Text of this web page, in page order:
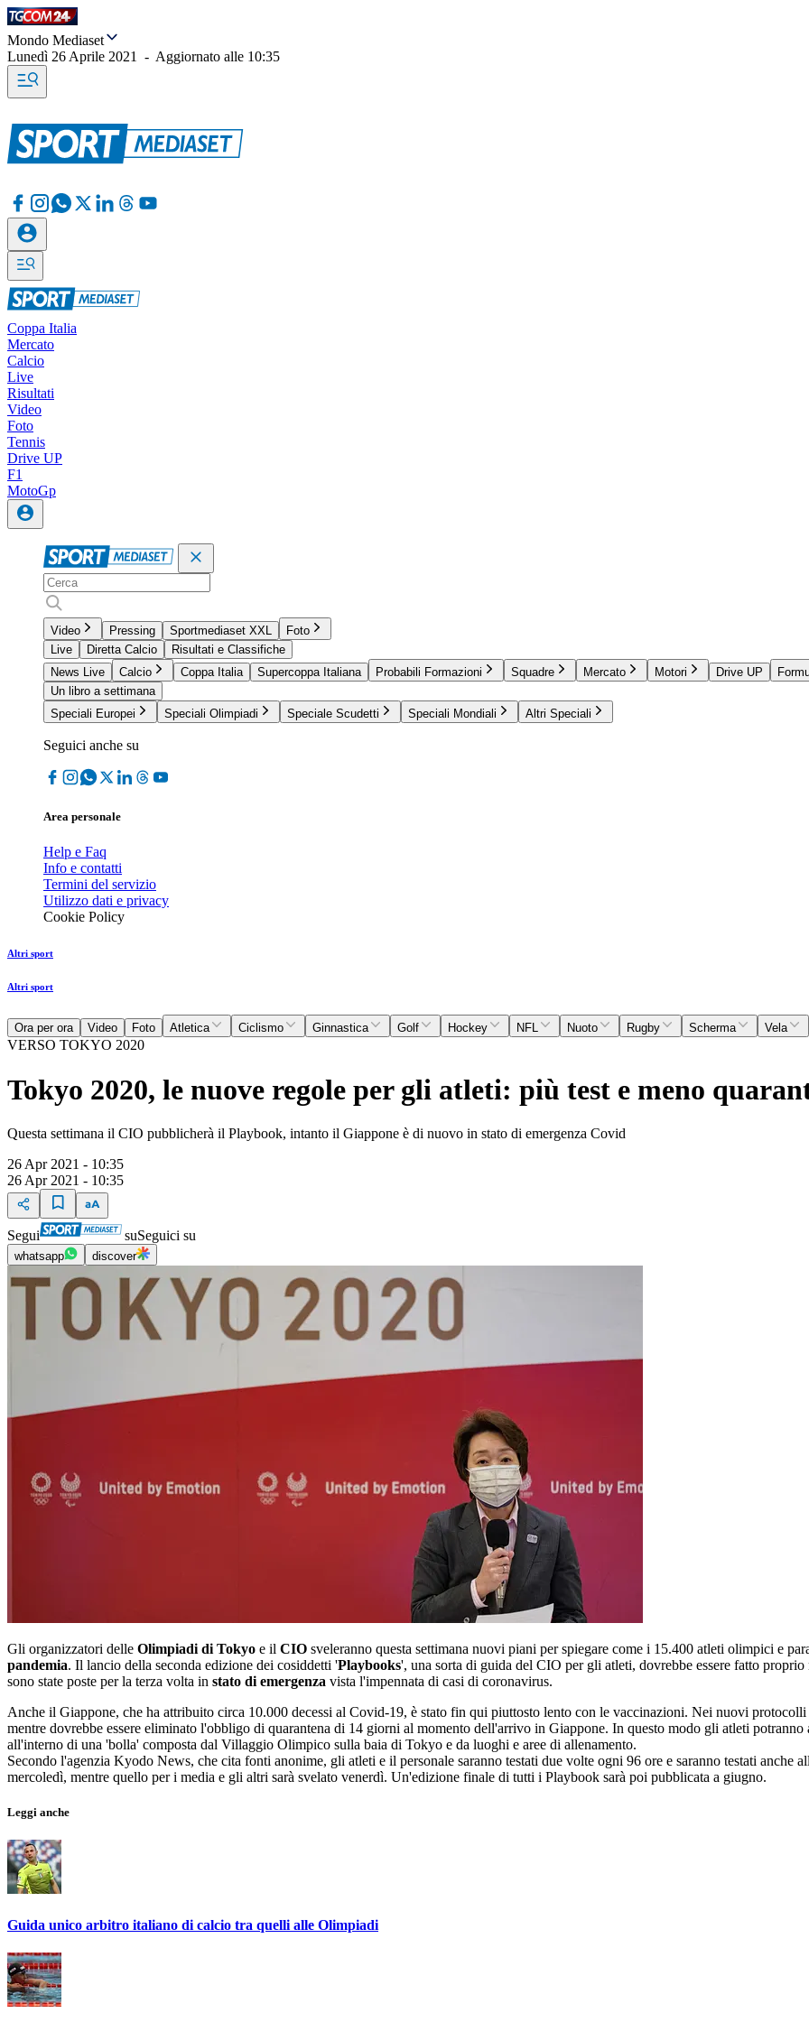
Mondo Mediaset
Lunedì 26 Aprile 2021
- Aggiornato alle 10:35
Coppa Italia
Mercato
Calcio
Live
Risultati
Video
Foto
Tennis
Drive UP
F1
MotoGp
Video Pressing Sportmediaset XXL
Foto
Live
Diretta Calcio
Risultati e Classifiche
News Live
Calcio Coppa Italia Supercoppa Italiana Probabili Formazioni Squadre Mercato Motori Drive UP
Un libro a settimana
Speciali Europei
Speciali Olimpiadi Speciale Scudetti Speciali Mondiali Altri Speciali
Seguici anche su
Area personale
Help e Faq
Info e contatti
Termini del servizio
Utilizzo dati e privacy
Cookie Policy
Altri sport
Altri sport
Ora per ora Video Foto Atletica Ciclismo Ginnastica Golf Hockey NFL Nuoto Rugby Scherma Vela
VERSO TOKYO 2020
Tokyo 2020, le nuove regole per gli atleti: più test e meno
Questa settimana il CIO pubblicherà il Playbook, intanto il Giappone è di nuovo in stato di emergenza Covid
26 Apr 2021 - 10:35
26 Apr 2021 - 10:35
Segui suSeguici su
whatsapp discover
Gli organizzatori delle Olimpiadi di Tokyo e il CIO sveleranno questa settimana nuovi piani per spiegare come i 15.400 atleti olimpici e
pandemia. Il lancio della seconda edizione dei cosiddetti 'Playbooks', una sorta di guida del CIO per gli atleti, dovrebbe essere fatto
sono state poste per la terza volta in stato di emergenza vista l'impennata di casi di coronavirus.
Anche il Giappone, che ha attribuito circa 10.000 decessi al Covid-19, è stato fin qui piuttosto lento con le vaccinazioni. Nei nuovi
mentre dovrebbe essere eliminato l'obbligo di quarantena di 14 giorni al momento dell'arrivo in Giappone. In questo modo gli atleti
all'interno di una 'bolla' composta dal Villaggio Olimpico sulla baia di Tokyo e da luoghi e aree di allenamento.
Secondo l'agenzia Kyodo News, che cita fonti anonime, gli atleti e il personale saranno testati due volte ogni 96 ore e saranno testati
mercoledì, mentre quello per i media e gli altri sarà svelato venerdì. Un'edizione finale di tutti i Playbook sarà poi pubblicata a giugno.
Leggi anche
Guida unico arbitro italiano di calcio tra quelli alle Olimpiadi